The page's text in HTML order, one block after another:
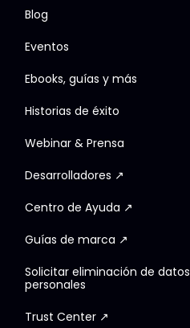
Blog
Eventos
Ebooks, guías y más
Historias de éxito
Webinar & Prensa
Desarrolladores ↗
Centro de Ayuda ↗
Guías de marca ↗
Solicitar eliminación de datos
personales
Trust Center ↗